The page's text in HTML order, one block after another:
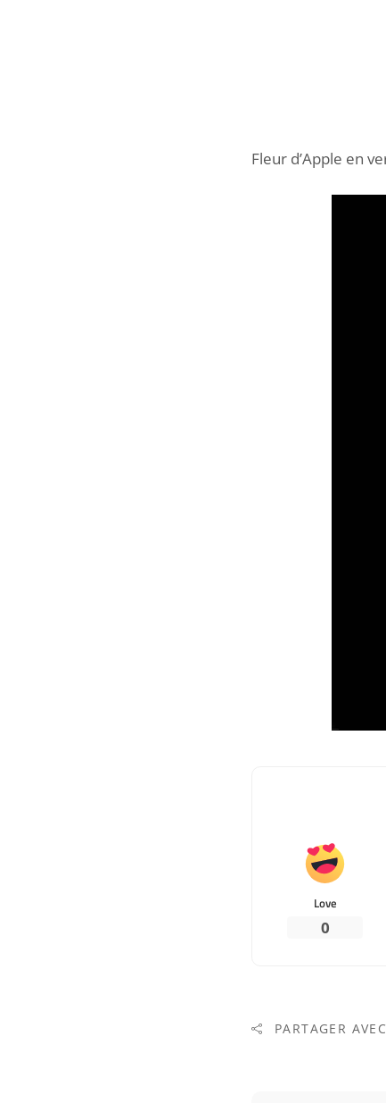
Fleur d’Apple en
Love
0
PARTAGER AVEC